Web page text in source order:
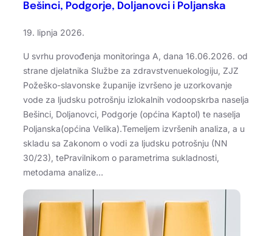
Bešinci, Podgorje, Doljanovci i Poljanska
19. lipnja 2026.
U svrhu provođenja monitoringa A, dana 16.06.2026. od
strane djelatnika Službe za zdravstvenuekologiju, ZJZ
Požeško-slavonske županije izvršeno je uzorkovanje
vode za ljudsku potrošnju izlokalnih vodoopskrba naselja
Bešinci, Doljanovci, Podgorje (općina Kaptol) te naselja
Poljanska(općina Velika).Temeljem izvršenih analiza, a u
skladu sa Zakonom o vodi za ljudsku potrošnju (NN
30/23), tePravilnikom o parametrima sukladnosti,
metodama analize…